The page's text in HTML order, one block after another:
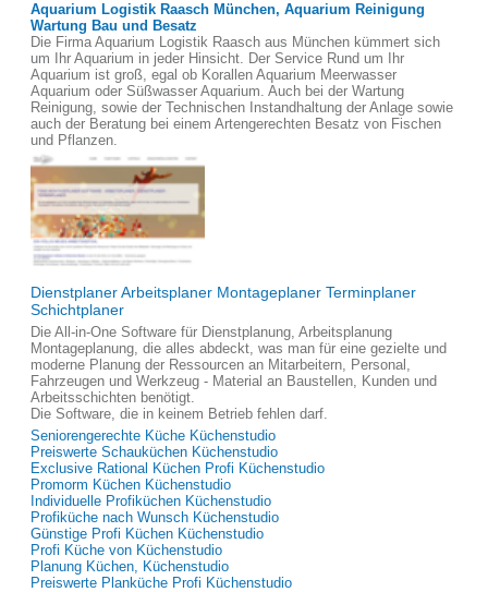
Aquarium Logistik Raasch München, Aquarium Reinigung
Wartung Bau und Besatz
Die Firma Aquarium Logistik Raasch aus München kümmert sich
um Ihr Aquarium in jeder Hinsicht. Der Service Rund um Ihr
Aquarium ist groß, egal ob Korallen Aquarium Meerwasser
Aquarium oder Süßwasser Aquarium. Auch bei der Wartung
Reinigung, sowie der Technischen Instandhaltung der Anlage sowie
auch der Beratung bei einem Artengerechten Besatz von Fischen
und Pflanzen.
Dienstplaner Arbeitsplaner Montageplaner Terminplaner
Schichtplaner
Die All-in-One Software für Dienstplanung, Arbeitsplanung
Montageplanung, die alles abdeckt, was man für eine gezielte und
moderne Planung der Ressourcen an Mitarbeitern, Personal,
Fahrzeugen und Werkzeug - Material an Baustellen, Kunden und
Arbeitsschichten benötigt.
Die Software, die in keinem Betrieb fehlen darf.
Seniorengerechte Küche Küchenstudio
Preiswerte Schauküchen Küchenstudio
Exclusive Rational Küchen Profi Küchenstudio
Promorm Küchen Küchenstudio
Individuelle Profiküchen Küchenstudio
Profiküche nach Wunsch Küchenstudio
Günstige Profi Küchen Küchenstudio
Profi Küche von Küchenstudio
Planung Küchen, Küchenstudio
Preiswerte Planküche Profi Küchenstudio